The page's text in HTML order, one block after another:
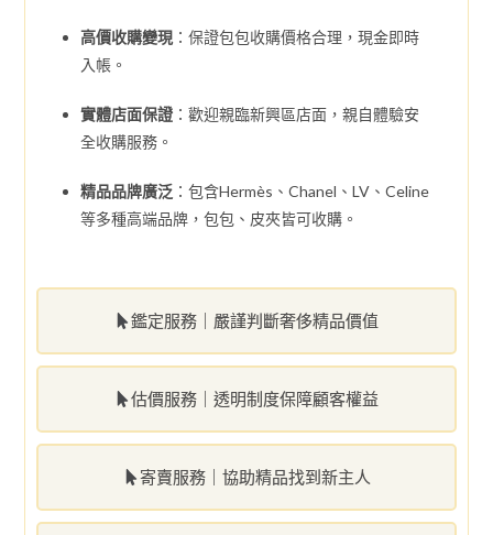
鑑定服務｜嚴謹判斷奢侈精品價值
估價服務｜透明制度保障顧客權益
寄賣服務｜協助精品找到新主人
高價收購變現 ：保證包包收購價格合理，現金即時
入帳。
實體店面保證 ：歡迎親臨新興區店面，親自體驗安
全收購服務。
精品品牌廣泛 ：包含Hermès、Chanel、LV、Celine
等多種高端品牌，包包、皮夾皆可收購。